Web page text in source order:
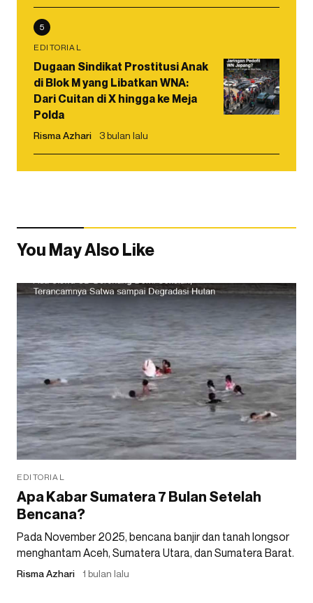
5
EDITORIAL
Dugaan Sindikat Prostitusi Anak
di Blok M yang Libatkan WNA:
Dari Cuitan di X hingga ke Meja
Polda
Risma Azhari 3 bulan lalu
You May Also Like
EDITORIAL
Apa Kabar Sumatera 7 Bulan Setelah
Bencana?
Pada November 2025, bencana banjir dan tanah longsor
menghantam Aceh, Sumatera Utara, dan Sumatera Barat.
Risma Azhari 1 bulan lalu